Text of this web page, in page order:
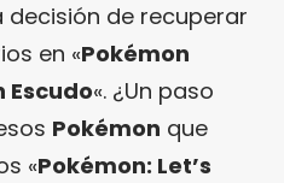
de recuperar
en «Pokémon
Escudo«. ¿Un paso
Pokémon que
«Pokémon: Let’s